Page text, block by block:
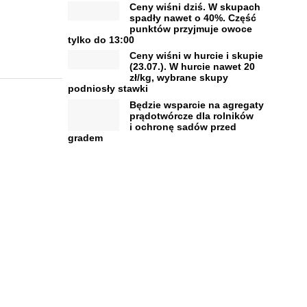
Ceny wiśni dziś. W skupach
spadły nawet o 40%. Część
punktów przyjmuje owoce
tylko do 13:00
Ceny wiśni w hurcie i skupie
(23.07.). W hurcie nawet 20
zł/kg, wybrane skupy
podniosły stawki
Będzie wsparcie na agregaty
prądotwórcze dla rolników
i ochronę sadów przed
gradem